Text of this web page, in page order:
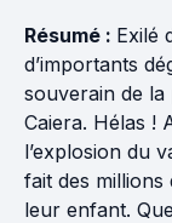
Résumé : Exilé
d’importants
souverain de la
Caiera. Hélas !
l’explosion du
fait des millions
leur enfant.